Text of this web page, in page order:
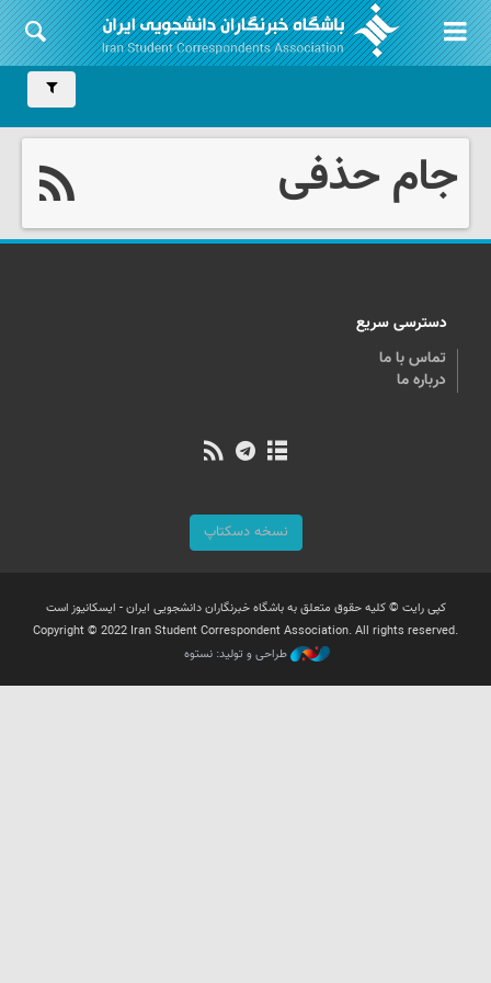
جام حذفی
دسترسی سریع
تماس با ما
درباره ما
نسخه دسکتاپ
کپی رایت © کلیه حقوق متعلق به باشگاه خبرنگاران دانشجویی ایران - ایسکانیوز است
Copyright © 2022 Iran Student Correspondent Association. All rights reserved.
طراحی و تولید: نستوه